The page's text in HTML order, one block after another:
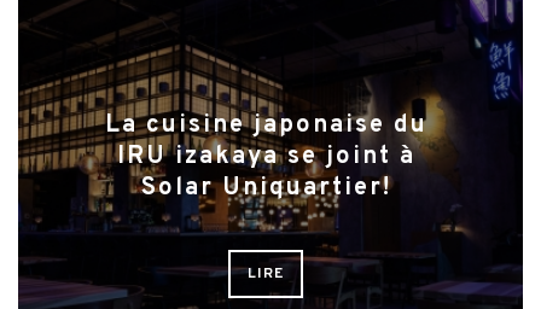
La cuisine japonaise du
IRU izakaya se joint à
Solar Uniquartier!
LIRE